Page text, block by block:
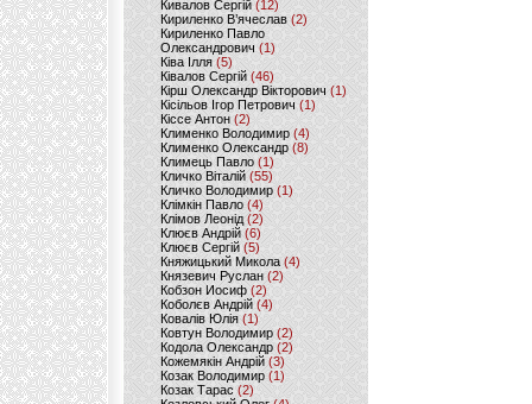
Кивалов Сергій (12)
Кириленко В’ячеслав (2)
Кириленко Павло
Олександрович (1)
Ківа Ілля (5)
Ківалов Сергій(46)
Кірш Олександр Вікторович (1)
Кісільов Ігор Петрович (1)
Кіссе Антон (2)
Клименко Володимир(4)
Клименко Олександр (8)
Климець Павло (1)
Кличко Віталій(55)
Кличко Володимир (1)
Клімкін Павло (4)
Клімов Леонід(2)
Клюєв Андрій(6)
Клюєв Сергій (5)
Княжицький Микола(4)
Князевич Руслан (2)
Кобзон Иосиф(2)
Коболєв Андрій (4)
Ковалів Юлія(1)
Ковтун Володимир (2)
Кодола Олександр (2)
Кожемякін Андрій (3)
Козак Володимир (1)
Козак Тарас (2)